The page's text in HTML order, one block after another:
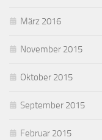
März 2016
November 2015
Oktober 2015
September 2015
Februar 2015